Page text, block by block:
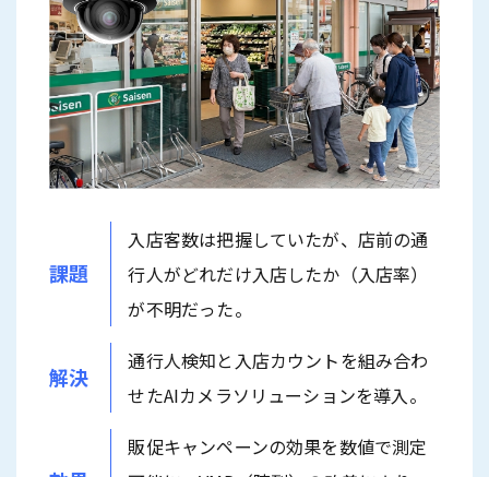
課題
入店客数は把握していたが、店前の通
行人がどれだけ入店したか（入店率）
が不明だった。
解決
通行人検知と入店カウントを組み合わ
せたAIカメラソリューションを導入。
販促キャンペーンの効果を数値で測定